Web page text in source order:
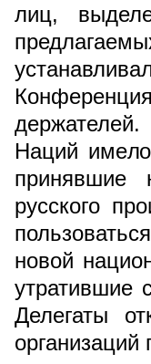
лиц,
Наций
принявшие
русского
новой
утратившие
Делегаты